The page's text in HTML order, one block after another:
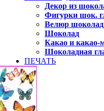
Декор из
Фигурки шок.
Велюр
Шоколад
Какао и какао-
Шоколадная
ПЕЧАТЬ